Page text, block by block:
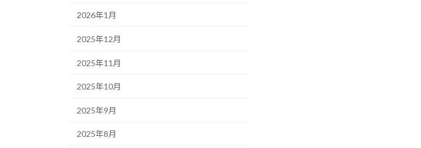
2026年1月
2025年12月
2025年11月
2025年10月
2025年9月
2025年8月